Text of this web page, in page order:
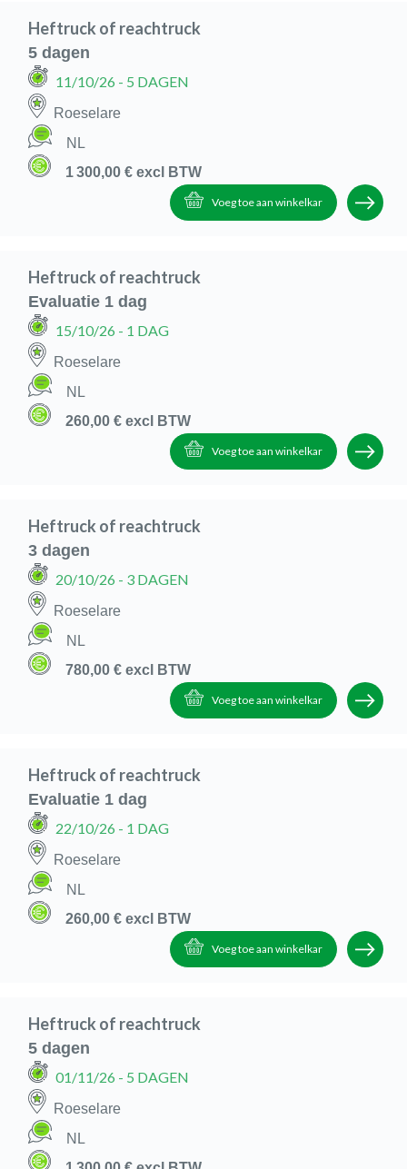
Heftruck of reachtruck
5 dagen
11/10/26 - 5 DAGEN
Roeselare
NL
1 300,00 € excl BTW
Voeg toe aan winkelkar
Heftruck of reachtruck
Evaluatie 1 dag
15/10/26 - 1 DAG
Roeselare
NL
260,00 € excl BTW
Voeg toe aan winkelkar
Heftruck of reachtruck
3 dagen
20/10/26 - 3 DAGEN
Roeselare
NL
780,00 € excl BTW
Voeg toe aan winkelkar
Heftruck of reachtruck
Evaluatie 1 dag
22/10/26 - 1 DAG
Roeselare
NL
260,00 € excl BTW
Voeg toe aan winkelkar
Heftruck of reachtruck
5 dagen
01/11/26 - 5 DAGEN
Roeselare
NL